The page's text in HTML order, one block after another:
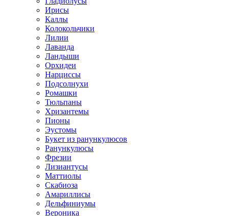
Ирисы
Каллы
Колокольчики
Лилии
Лаванда
Ландыши
Орхидеи
Нарциссы
Подсолнухи
Ромашки
Тюльпаны
Хризантемы
Пионы
Эустомы
Букет из ранункулюсов
Ранункулюсы
Фрезии
Лизиантусы
Маттиолы
Скабиоза
Амариллисы
Дельфиниумы
Вероника